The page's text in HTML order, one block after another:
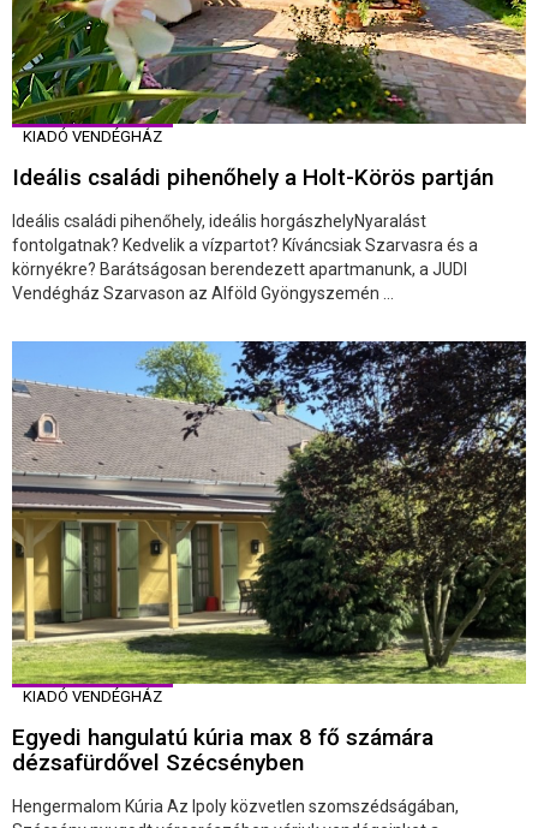
KIADÓ VENDÉGHÁZ
Ideális családi pihenőhely a Holt-Körös partján
Ideális családi pihenőhely, ideális horgászhelyNyaralást
fontolgatnak? Kedvelik a vízpartot? Kíváncsiak Szarvasra és a
környékre? Barátságosan berendezett apartmanunk, a JUDI
Vendégház Szarvason az Alföld Gyöngyszemén ...
KIADÓ VENDÉGHÁZ
Egyedi hangulatú kúria max 8 fő számára
dézsafürdővel Szécsényben
Hengermalom Kúria Az Ipoly közvetlen szomszédságában,